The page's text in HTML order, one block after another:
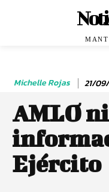
Michelle Rojas 21/
AMLO
Ejército